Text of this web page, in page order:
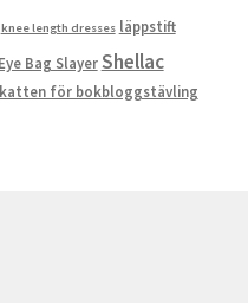
knee length dresses läppstift
Bag SlayerShellac
för bokbloggstävling